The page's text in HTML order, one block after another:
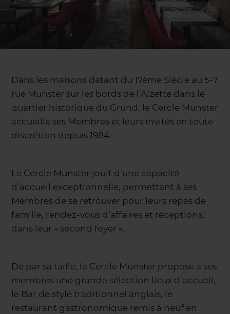
Dans les maisons datant du 17ème Siècle au 5-7
rue Munster sur les bords de l’Alzette dans le
quartier historique du Grund, le Cercle Munster
accueille ses Membres et leurs invités en toute
discrétion depuis 1984.
Le Cercle Munster jouit d’une capacité
d’accueil exceptionnelle, permettant à ses
Membres de se retrouver pour leurs repas de
famille, rendez-vous d’affaires et réceptions;
dans leur « second foyer ».
De par sa taille, le Cercle Munster propose à ses
membres une grande sélection lieux d’accueil,
le Bar de style traditionnel anglais, le
restaurant gastronomique remis à neuf en